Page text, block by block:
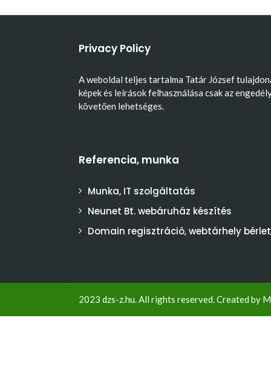
Privacy Policy
A weboldal teljes tartalma Tatár József
képek és leírások felhasználása csak az
követően lehetséges.
Referencia, munka
Munka, IT szolgáltatás
Neunet Bt. webáruház készítés
Domain regisztráció, webtárhely bérlet
2023 dzs-z.hu. All rights reserved. Created by